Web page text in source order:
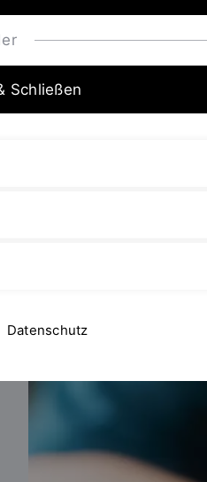
Schließen
Datenschutz